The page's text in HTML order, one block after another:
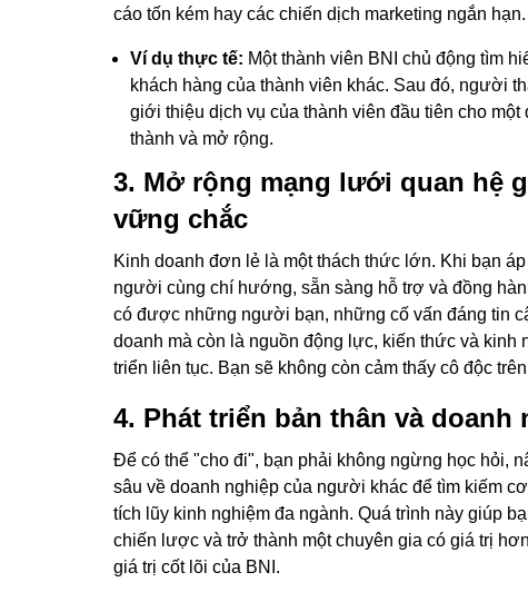
cáo tốn kém hay các chiến dịch marketing ngắn hạn.
Ví dụ thực tế: Một thành viên BNI chủ động tìm
khách hàng của thành viên khác. Sau đó, người
giới thiệu dịch vụ của thành viên đầu tiên cho
thành và mở rộng.
3. Mở rộng mạng lưới quan hệ
vững chắc
Kinh doanh đơn lẻ là một thách thức lớn. Khi bạn
người cùng chí hướng, sẵn sàng hỗ trợ và đồng
có được những người bạn, những cố vấn đáng tin
doanh mà còn là nguồn động lực, kiến thức và
triển liên tục. Bạn sẽ không còn cảm thấy cô độc
4. Phát triển bản thân và
Để có thể "cho đi", bạn phải không ngừng học hỏi,
sâu về doanh nghiệp của người khác để tìm kiếm
tích lũy kinh nghiệm đa ngành. Quá trình này giúp
chiến lược và trở thành một chuyên gia có giá trị
giá trị cốt lõi của BNI.